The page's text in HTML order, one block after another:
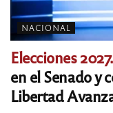
NACIONAL
Elecciones 2027.
en el Senado y
Libertad